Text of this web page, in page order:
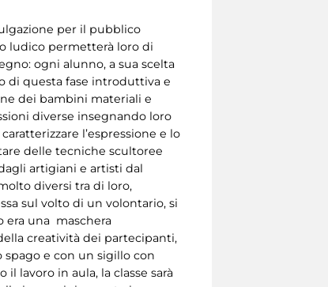
per il pubblico
ludico permetterà loro di
ogni alunno, a sua scelta
di questa fase introduttiva e
dei bambini materiali e
diverse insegnando loro
l’espressione e lo
delle tecniche scultoree
artigiani e artisti dal
diversi tra di loro,
sul volto di un volontario, si
era una maschera
creatività dei partecipanti,
e con un sigillo con
lavoro in aula, la classe sarà